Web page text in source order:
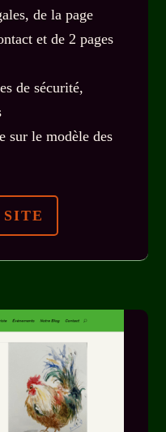
de la page
et de 2 pages
de sécurité,
sur le modèle des